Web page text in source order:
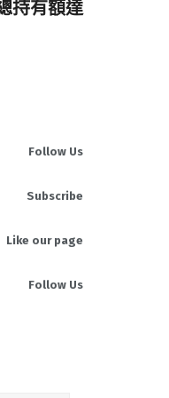
持有額達
Follow Us
Subscribe
Like our page
Follow Us